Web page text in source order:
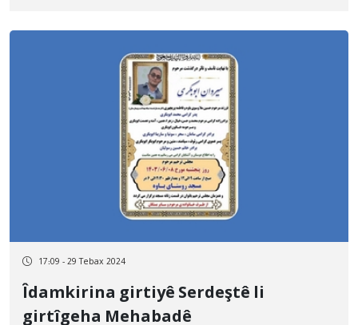
17:09 - 29 Tebax 2024
Îdamkirina girtiyê Serdeştê li
girtîgeha Mehabadê